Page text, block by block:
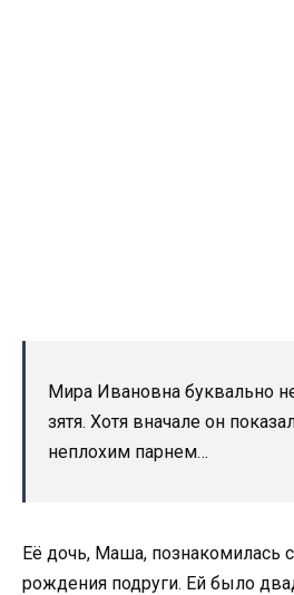
Мира Ивановна буквально
зятя. Хотя вначале он
неплохим парнем…
Её дочь, Маша, познакомилась
рождения подруги. Ей было